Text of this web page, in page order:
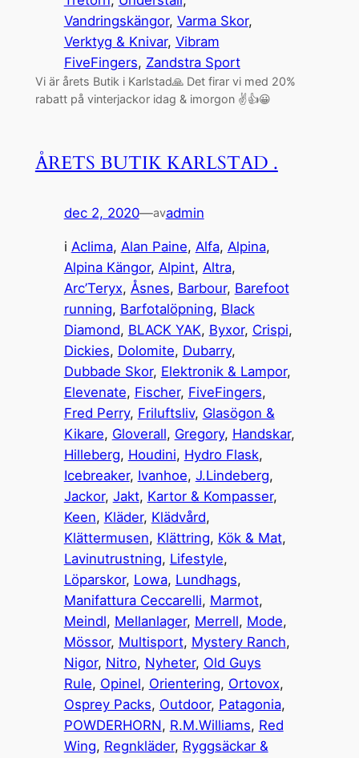
Vandringskängor, Varma Skor
Verktyg & Knivar, Vibram
FiveFingers, Zandstra Sport
Vi är årets Butik i Karlstad🙏 Det firar vi med 20%
rabatt på vinterjackor idag & imorgon ✌️👍😀
ÅRETS BUTIK KARLSTAD .
dec 2, 2020—avadmin
i Aclima, Alan Paine, Alfa, Alpina
Alpina Kängor, Alpint, Altra
Arc’Teryx, Åsnes, Barbour, Barefoot
running, Barfotalöpning, Black
Diamond, BLACK YAK, Byxor, Crispi
Dickies, Dolomite, Dubarry
Dubbade Skor, Elektronik & Lampor
Elevenate, Fischer, FiveFingers
Fred Perry, Friluftsliv, Glasögon &
Kikare, Gloverall, Gregory, Handskar
Hilleberg, Houdini, Hydro Flask
Icebreaker, Ivanhoe, J.Lindeberg
Jackor, Jakt, Kartor & Kompasser
Keen, Kläder, Klädvård
Klättermusen, Klättring, Kök & Mat
Lavinutrustning, Lifestyle
Löparskor, Lowa, Lundhags
Manifattura Ceccarelli, Marmot
Meindl, Mellanlager, Merrell, Mode
Mössor, Multisport, Mystery Ranch
Nigor, Nitro, Nyheter, Old Guys
Rule, Opinel, Orientering, Ortovox
Osprey Packs, Outdoor, Patagonia
POWDERHORN, R.M.Williams, Red
Wing, Regnkläder, Ryggsäckar &